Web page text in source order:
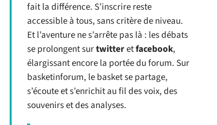
fait la différence. S’inscrire reste
accessible à tous, sans critère de niveau.
Et l’aventure ne s’arrête pas là : les débats
se prolongent surtwitteretfacebook,
élargissant encore la portée du forum. Sur
basketinforum, le basket se partage,
s’écoute et s’enrichit au fil des voix, des
souvenirs et des analyses.